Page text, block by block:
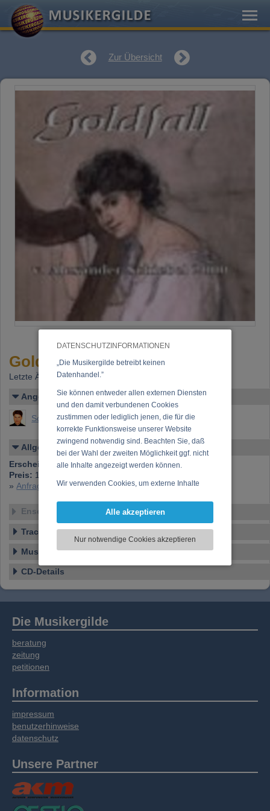
DATENSCHUTZINFORMATIONEN
„Die Musikergilde betreibt keinen
Datenhandel.”
Sie können entweder allen externen Diensten
und den damit verbundenen Cookies
zustimmen oder lediglich jenen, die für die
korrekte Funktionsweise unserer Website
zwingend notwendig sind. Beachten Sie, daß
bei der Wahl der zweiten Möglichkeit ggf. nicht
alle Inhalte angezeigt werden können.
Wir verwenden Cookies, um externe Inhalte
Funktionen für soziale Medien anbieten zu
zu analysieren. Dabei werden ggf.
Informationen zu Ihrer Verwendung unserer
soziale Medien, Werbung und Analysen
Informationen möglicherweise mit weiteren
Daten zusammen, die Sie bereitgestellt haben
oder die sie im Rahmen Ihrer Nutzung der
Dienste gesammelt haben.
Alle akzeptieren
Nur notwendige Cookies akzeptieren
Zur Übersicht
Goldfall
Letzte Änderung: 15.10.2004
Angelegt von
Schiebel, Alexander (Mag. Alexander Schiebel)
Allgemeines
Erscheinen bei:Eigenverlag
Preis: 11,00 €
»Anfrage zu dieser CD
Ensemble
Tracklist
Musikstil
CD-Details
Die Musikergilde
beratung
zeitung
petitionen
Information
impressum
benutzerhinweise
datenschutz
Unsere Partner